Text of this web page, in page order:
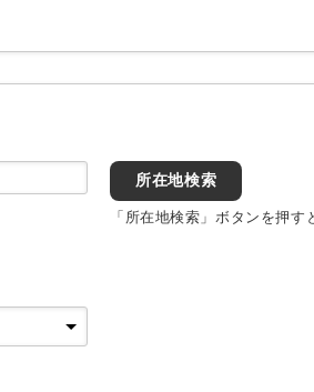
所在地検索
「所在地検索」ボタンを押す